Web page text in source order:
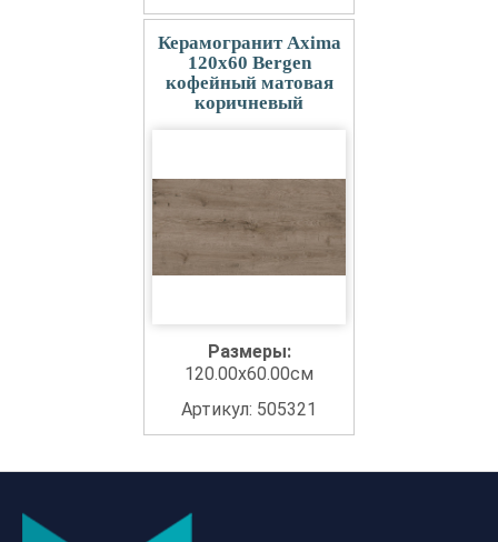
Керамогранит Axima
120x60 Bergen
кофейный матовая
коричневый
Размеры:
120.00x60.00см
Артикул: 505321